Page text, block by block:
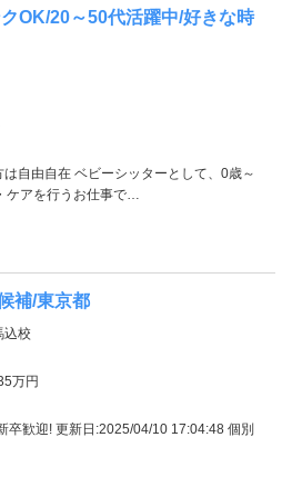
OK/20～50代活躍中/好きな時
は自由自在 ベビーシッターとして、0歳～
ケアを行うお仕事で…
補/東京都
込校
万円
卒歓迎! 更新日:2025/04/10 17:04:48 個別